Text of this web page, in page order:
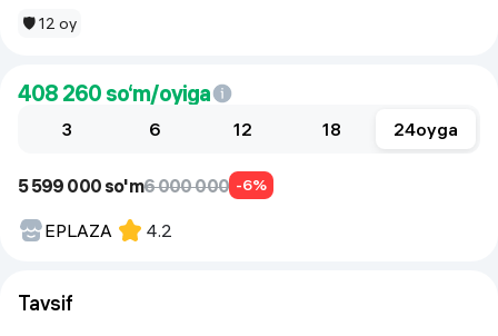
🛡 12 oy
408 260 so‘m/oyiga
3 6 12 18 24oyga
5 599 000 so'm6 000 000 -6%
EPLAZA 4.2
Tavsif